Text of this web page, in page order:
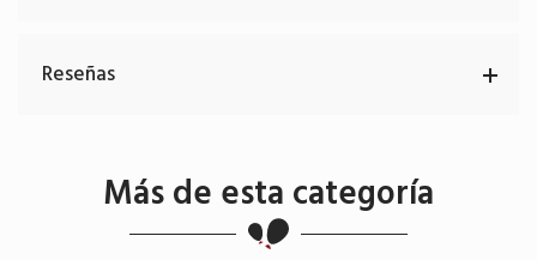
Reseñas
Más de esta categoría